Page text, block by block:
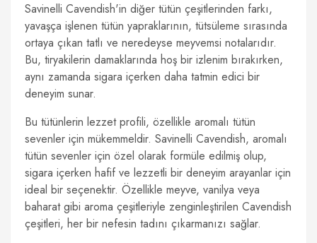
Savinelli Cavendish'in diğer tütün çeşitlerinden farkı,
yavaşça işlenen tütün yapraklarının, tütsüleme sırasında
ortaya çıkan tatlı ve neredeyse meyvemsi notalarıdır.
Bu, tiryakilerin damaklarında hoş bir izlenim bırakırken,
aynı zamanda sigara içerken daha tatmin edici bir
deneyim sunar.
Bu tütünlerin lezzet profili, özellikle aromalı tütün
sevenler için mükemmeldir. Savinelli Cavendish, aromalı
tütün sevenler için özel olarak formüle edilmiş olup,
sigara içerken hafif ve lezzetli bir deneyim arayanlar için
ideal bir seçenektir. Özellikle meyve, vanilya veya
baharat gibi aroma çeşitleriyle zenginleştirilen Cavendish
çeşitleri, her bir nefesin tadını çıkarmanızı sağlar.